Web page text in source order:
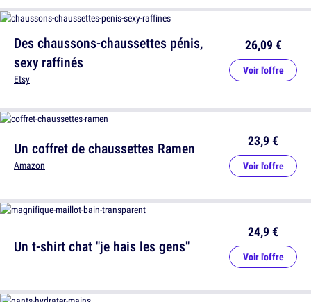
Des chaussons-chaussettes pénis,
sexy raffinés
Etsy
26,09 €
Voir l'offre
Un t-shirt chat "je hais les gens"
24,9 €
Voir l'offre
Un coffret de chaussettes Ramen
Amazon
23,9 €
Voir l'offre